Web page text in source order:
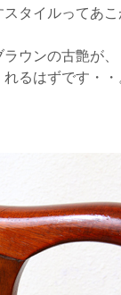
タイルってあこ
ウンの古艶が、
るはずです・・